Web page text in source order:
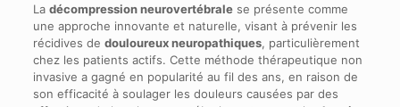
La décompression neurovertébralese présente comme
une approche innovante et naturelle, visant à prévenir les
récidives de douloureux neuropathiques, particulièrement
chez les patients actifs. Cette méthode thérapeutique non
invasive a gagné en popularité au fil des ans, en raison de
son efficacité à soulager les douleurs causées par des